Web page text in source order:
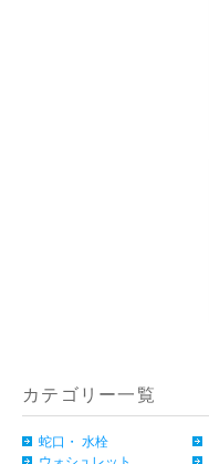
カテゴリー一覧
蛇口・ 水栓